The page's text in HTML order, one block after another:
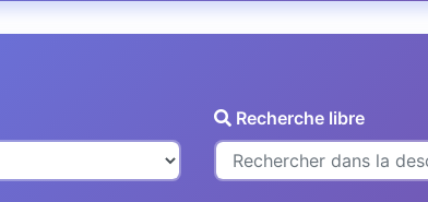
Recherche libre